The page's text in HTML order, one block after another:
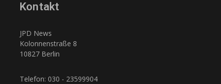
Kontakt
JPD News
Kolonnenstraße 8
10827 Berlin
Telefon: 030 - 23599904